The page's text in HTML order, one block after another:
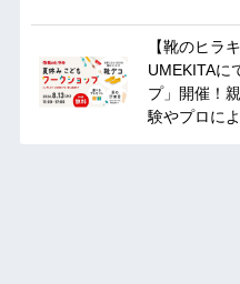
【靴のヒラ
UMEKITAに
プ」開催！
験やプロに